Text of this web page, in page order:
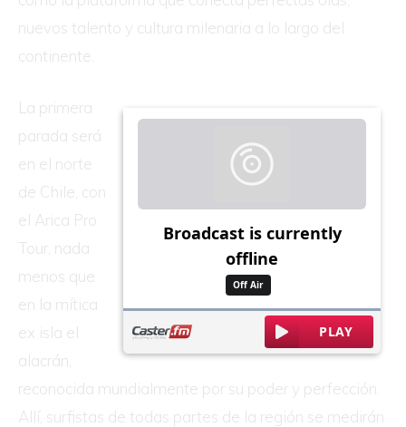
nuevos talento y cultura milenaria a lo largo del
continente.
La primera
parada será
en el norte
de Chile, con
el Arica Pro
Tour, nada
menos que
en la mítica
ex isla el
alacrán,
reconocida mundialmente por su poder y perfección.
Allí, surfistas de todas partes de la región se medirán